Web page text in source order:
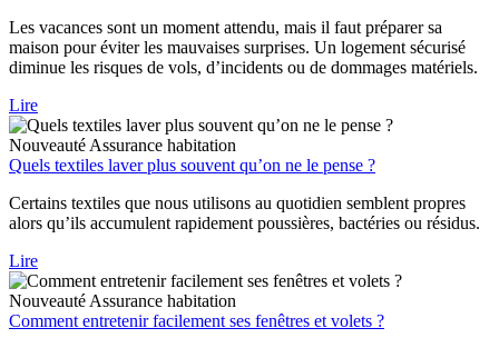
Les vacances sont un moment attendu, mais il faut préparer sa
maison pour éviter les mauvaises surprises. Un logement sécurisé
diminue les risques de vols, d’incidents ou de dommages matériels.
Lire
Nouveauté Assurance habitation
Quels textiles laver plus souvent qu’on ne le pense ?
Certains textiles que nous utilisons au quotidien semblent propres
alors qu’ils accumulent rapidement poussières, bactéries ou résidus.
Lire
Nouveauté Assurance habitation
Comment entretenir facilement ses fenêtres et volets ?